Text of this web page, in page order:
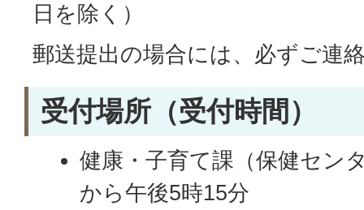
日を除く）
郵送提出の場合には、必ずご連
受付場所（受付時間）
健康・子育て課（保健セン
から午後5時15分